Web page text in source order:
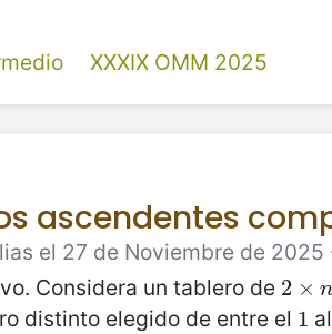
XXXIX OMM 2025
ascendentes
el 27 de Noviembre de 2025
Considera un tablero de 2 × n
2 ×n
distinto elegido de entre el 1
1 al